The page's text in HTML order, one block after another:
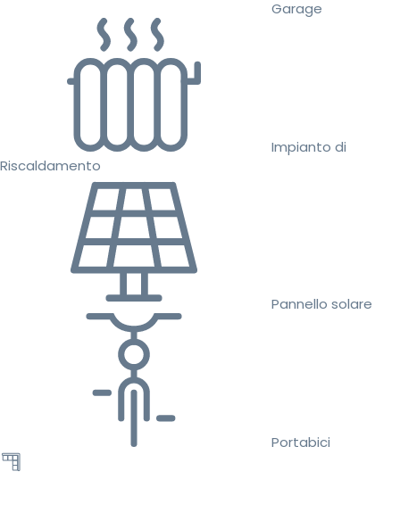
Garage
Impianto di
Riscaldamento
Pannello solare
Portabici